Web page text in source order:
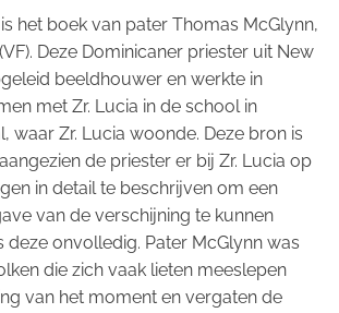
het boek van pater Thomas McGlynn,
(VF). Deze Dominicaner priester uit New
beeldhouwer en werkte in
met Zr. Lucia in de school in
waar Zr. Lucia woonde. Deze bron is
de priester er bij Zr. Lucia op
in detail te beschrijven om een
van de verschijning te kunnen
deze onvolledig. Pater McGlynn was
die zich vaak lieten meeslepen
van het moment en vergaten de